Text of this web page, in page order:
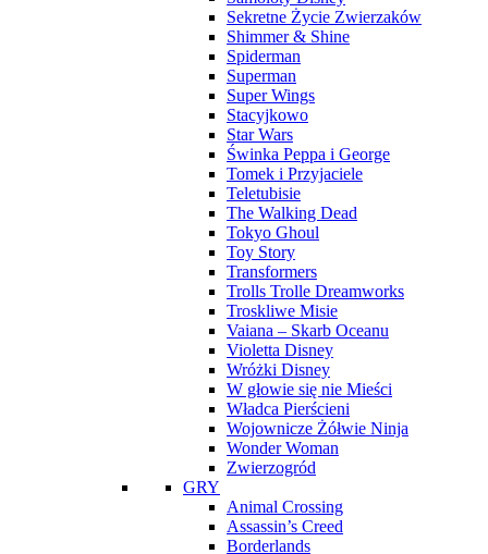
Sekretne Życie Zwierzaków
Shimmer & Shine
Spiderman
Superman
Super Wings
Stacyjkowo
Star Wars
Świnka Peppa i George
Tomek i Przyjaciele
Teletubisie
The Walking Dead
Tokyo Ghoul
Toy Story
Transformers
Trolls Trolle Dreamworks
Troskliwe Misie
Vaiana – Skarb Oceanu
Violetta Disney
Wróżki Disney
W głowie się nie Mieści
Władca Pierścieni
Wojownicze Żółwie Ninja
Wonder Woman
Zwierzogród
GRY
Animal Crossing
Assassin’s Creed
Borderlands